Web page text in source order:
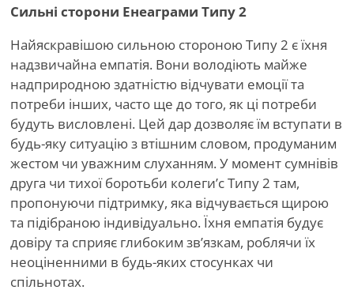
Сильні сторони Енеаграми Типу 2
Найяскравішою сильною стороною Типу 2 є їхня
надзвичайна емпатія. Вони володіють майже
надприродною здатністю відчувати емоції та
потреби інших, часто ще до того, як ці потреби
будуть висловлені. Цей дар дозволяє їм вступати в
будь-яку ситуацію з втішним словом, продуманим
жестом чи уважним слуханням. У момент сумнівів
друга чи тихої боротьби колеги’с Типу 2 там,
пропонуючи підтримку, яка відчувається щирою
та підібраною індивідуально. Їхня емпатія будує
довіру та сприяє глибоким зв’язкам, роблячи їх
неоціненними в будь-яких стосунках чи
спільнотах.